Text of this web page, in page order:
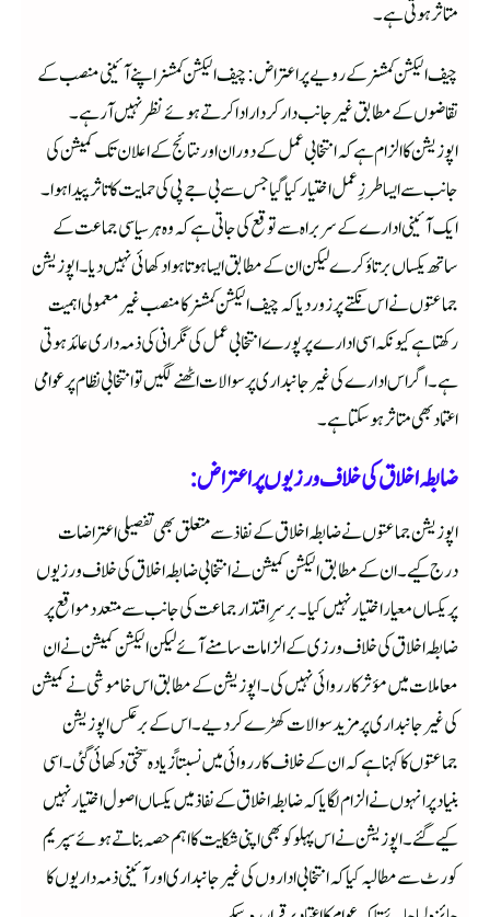
متاثر ہوتی ہے۔
چیف الیکشن کمشنر کے رویے پر اعتراض: چیف الیکشن کمشنر اپنے آئینی منصب کے
تقاضوں کے مطابق غیر جانب دار کردار ادا کرتے ہوئے نظر نہیں آرہے۔
اپوزیشن کا الزام ہے کہ انتخابی عمل کے دوران اور نتائج کے اعلان تک کمیشن کی
جانب سے ایسا طرزِ عمل اختیار کیا گیا جس سے بی جے پی کی حمایت کا تاثر پیدا ہوا۔
ایک آئینی ادارے کے سربراہ سے توقع کی جاتی ہے کہ وہ ہر سیاسی جماعت کے
ساتھ یکساں برتاؤ کرے لیکن ان کے مطابق ایسا ہوتا ہوا دکھائی نہیں دیا۔ اپوزیشن
جماعتوں نے اس نکتے پر زور دیا کہ چیف الیکشن کمشنر کا منصب غیر معمولی اہمیت
رکھتا ہے کیونکہ اسی ادارے پر پورے انتخابی عمل کی نگرانی کی ذمہ داری عائد ہوتی
ہے۔ اگر اس ادارے کی غیر جانبداری پر سوالات اٹھنے لگیں تو انتخابی نظام پر عوامی
اعتماد بھی متاثر ہو سکتا ہے۔
ضابطہ اخلاق کی خلاف ورزیوں پر اعتراض:
اپوزیشن جماعتوں نے ضابطہ اخلاق کے نفاذ سے متعلق بھی تفصیلی اعتراضات
درج کیے۔ ان کے مطابق الیکشن کمیشن نے انتخابی ضابطہ اخلاق کی خلاف ورزیوں
پر یکساں معیار اختیار نہیں کیا۔ برسرِ اقتدار جماعت کی جانب سے متعدد مواقع پر
ضابطہ اخلاق کی خلاف ورزی کے الزامات سامنے آئے لیکن الیکشن کمیشن نے ان
معاملات میں مؤثر کارروائی نہیں کی۔ اپوزیشن کے مطابق اس خاموشی نے کمیشن
کی غیر جانبداری پر مزید سوالات کھڑے کر دیے۔ اس کے برعکس اپوزیشن
جماعتوں کا کہنا ہے کہ ان کے خلاف کارروائی میں نسبتاً زیادہ سختی دکھائی گئی۔ اسی
بنیاد پر انہوں نے الزام لگایا کہ ضابطہ اخلاق کے نفاذ میں یکساں اصول اختیار نہیں
کیے گئے۔ اپوزیشن نے اس پہلو کو بھی اپنی شکایت کا اہم حصہ بناتے ہوئے سپریم
کورٹ سے مطالبہ کیا کہ انتخابی اداروں کی غیر جانبداری اور آئینی ذمہ داریوں کا